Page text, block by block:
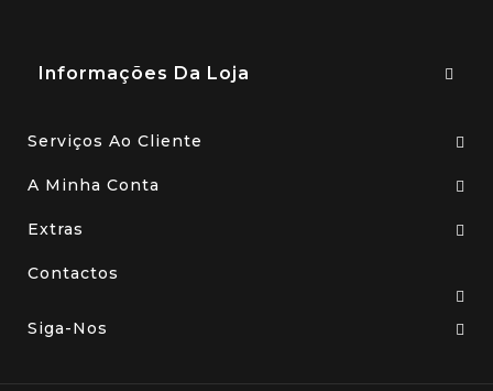
Informações Da Loja
Serviços Ao Cliente
A Minha Conta
Extras
Contactos
Siga-Nos